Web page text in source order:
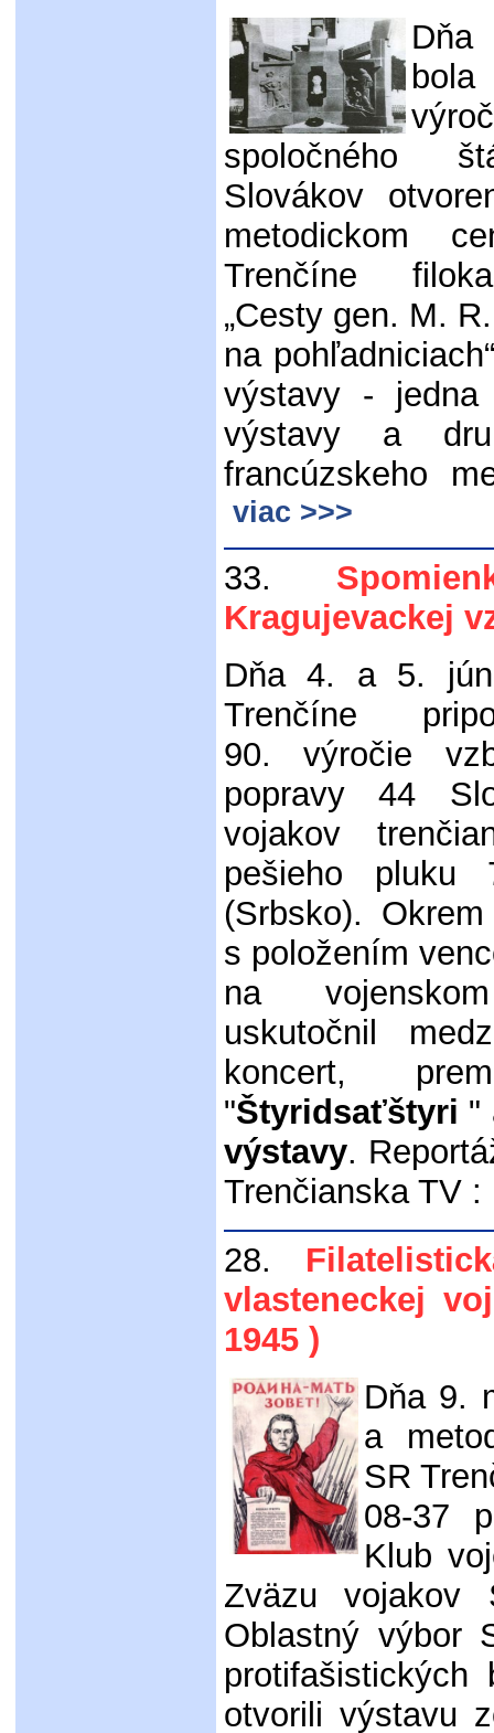
Dňa
spoločného
Slovákov
metodickom
Trenčíne
„Cesty gen. M.
na
výstavy - jedna
výstavy a
francúzskeho
viac >>>
33.
Kragujevackej
Dňa 4. a 5.
Trenčíne
90. výročie
popravy 44
vojakov
pešieho pluku
(Srbsko).
s položením
na
uskutočnil
koncert,
"Štyridsaťštyri "
výstavy.
Trenčianska TV :
28.
vlasteneckej
1945 )
Dňa 9.
a
SR
08-37
Klub
Zväzu
Oblastný výbor
protifašistických
otvorili výstavu